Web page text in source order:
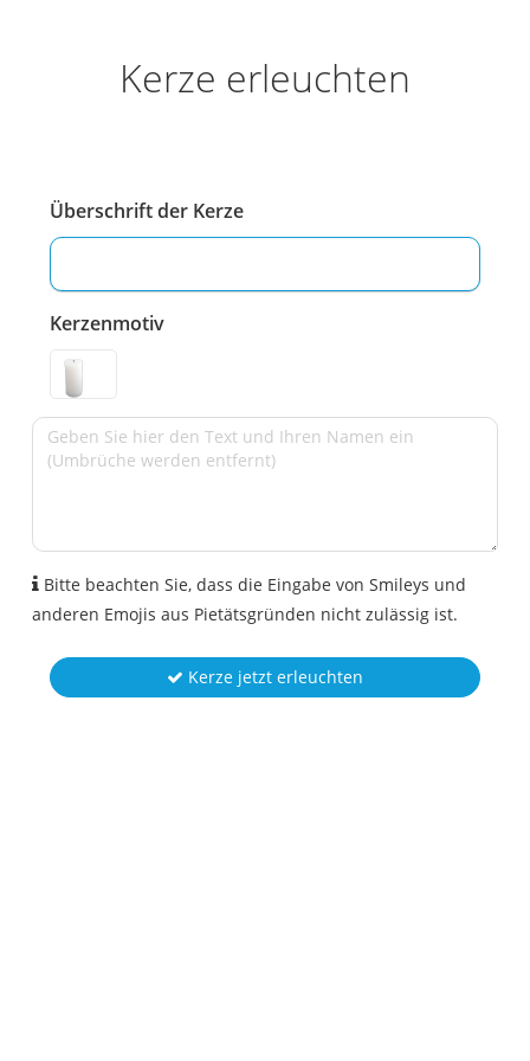
Kerze erleuchten
Überschrift der Kerze
Kerzenmotiv
Bitte beachten Sie, dass die Eingabe von Smileys und
anderen Emojis aus Pietätsgründen nicht zulässig ist.
Kerze jetzt erleuchten